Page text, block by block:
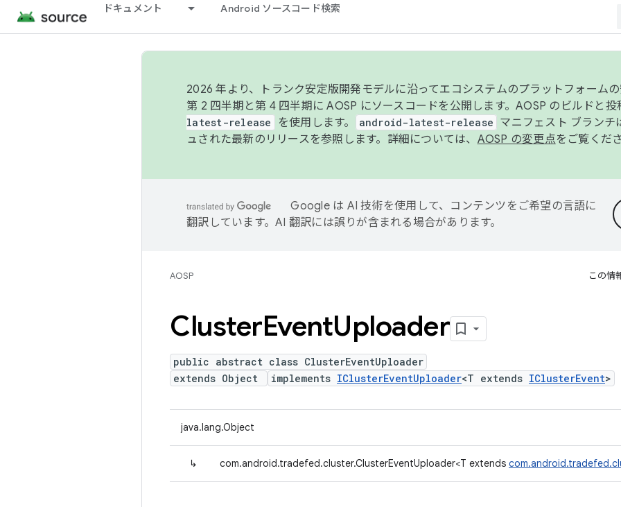
ドキュメント Android ソースコード検索
2026 年より、トランク安定版開発モデルに沿ってエコシステムのプラットフォーム
第 2 四半期と第 4 四半期に AOSP にソースコードを公開します。AOSP のビルドと投
latest-release を使用します。 android-latest-release マニフェスト ブランチ
ュされた最新のリリースを参照します。詳細については、 AOSP の変更点をご覧くだ
Google は AI 技術を使用して、コンテンツをご希望の言語に
翻訳しています。AI 翻訳には誤りが含まれる場合があります。
AOSP この情
ClusterEventUploader
public abstract class ClusterEventUploader
extends Object
implements IClusterEventUploader<T extends IClusterEvent>
java.lang.Object
↳ com.android.tradefed.cluster.ClusterEventUploader<T extends